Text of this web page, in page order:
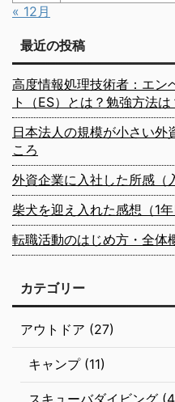
« 12月
最近の投稿
高度情報処理技術者：エン
ト（ES）とは？勉強方法は
日本法人の規模が小さい外
ころ
外資企業に入社した所感（
柴犬を迎え入れた感想（1年
転職活動のはじめ方・全体
カテゴリー
アウトドア (27)
キャンプ (11)
スキューバダイビング